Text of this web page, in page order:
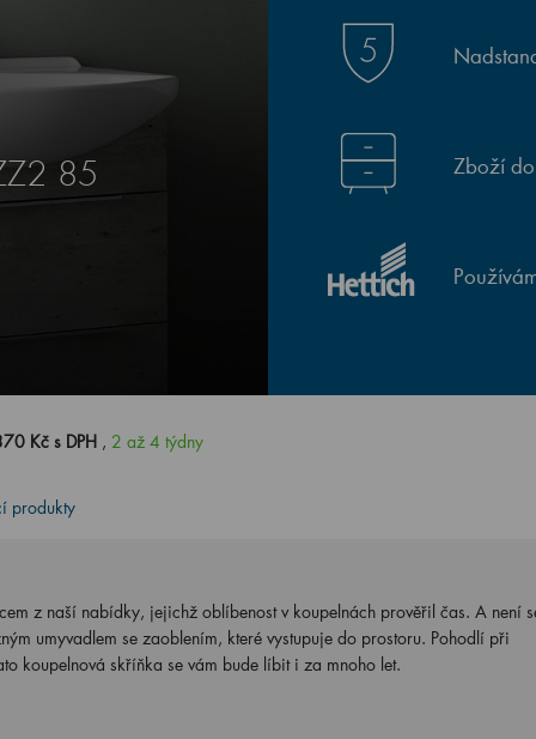
85 Zboží
Kč s DPH , 2 až 4 týdny
produkty
z naší nabídky, jejichž oblíbenost v koupelnách prověřil čas. A není
umyvadlem se zaoblením, které vystupuje do prostoru. Pohodlí při
koupelnová skříňka se vám bude líbit i za mnoho let.